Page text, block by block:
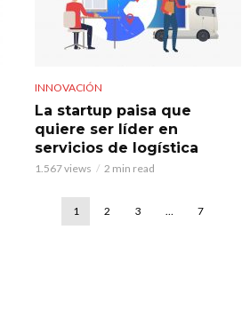
INNOVACIÓN
La startup paisa que
quiere ser líder en
servicios de logística
1.567 views 2 min read
1 2 3 … 7